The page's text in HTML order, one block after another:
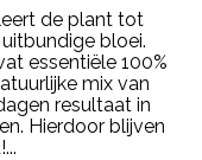
de plant tot
bloei.
essentiële 100%
mix van
resultaat in
Hierdoor blijven